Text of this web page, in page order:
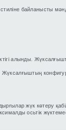
стиліне
алынды.
Жүксалғыштың
жүк көтеру
осьтік жүктемесі